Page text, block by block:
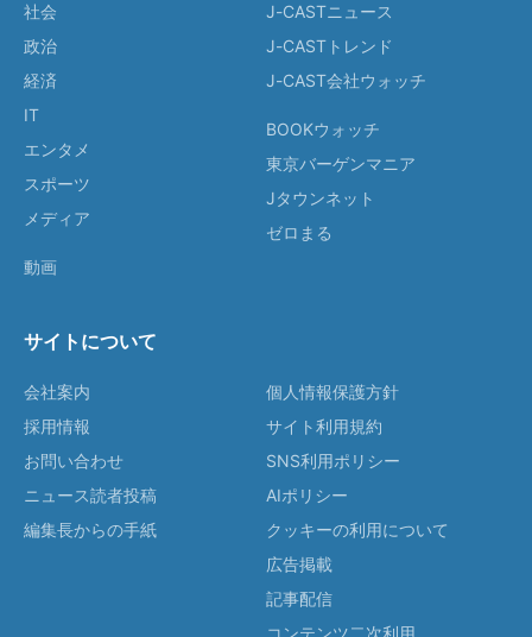
社会
政治
経済
IT
エンタメ
スポーツ
メディア
動画
J-CASTニュース
J-CASTトレンド
J-CAST会社ウォッチ
BOOKウォッチ
東京バーゲンマニア
Jタウンネット
ゼロまる
サイトについて
会社案内
採用情報
お問い合わせ
ニュース読者投稿
編集長からの手紙
個人情報保護方針
サイト利用規約
SNS利用ポリシー
AIポリシー
クッキーの利用について
広告掲載
記事配信
コンテンツ二次利用